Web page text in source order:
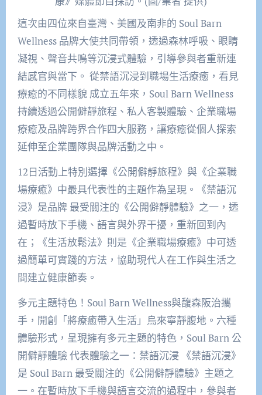
這次由四位來自臺灣、美國及南非的 Soul Barn
Wellness 品牌大使共同帶領，透過森林呼吸、眼睛
凝視、聲音共鳴等沉浸式體驗，引導參與者重新連
結感官與當下。 從禁語沉浸到職場生活療癒，看見
療癒的不同樣貌 成立五年來，Soul Barn Wellness
持續透過公開僻靜旅程、私人客製體驗、企業職場
療癒及品牌跨界合作四大服務，讓療癒從個人探索
延伸至企業團隊與品牌活動之中。
12日活動上特別選擇《公開僻靜旅程》與《企業職
場療癒》中最具代表性的主題作為呈現。《禁語沉
浸》是品牌 最受關注的《公開僻靜體驗》之一，透
過暫時放下手機、語言與外界干擾，重新回到內
在；《生活放鬆法》則是《企業職場療癒》中可透
過簡單可實踐的方法，協助現代人在工作與生活之
間建立健康節奏。
多元主題特色！Soul Barn Wellness與馥森阪治攜
手，開創「將療癒帶入生活」烏來寧靜腹地。六種
體驗形式，呈現擁有多元主題的特色，Soul Barn 公
開僻靜體驗 代表體驗之一：禁語沉浸 《禁語沉浸》
是 Soul Barn 最受關注的《公開僻靜體驗》主題之
一。在暫時放下手機與語言交流的過程中，參與者